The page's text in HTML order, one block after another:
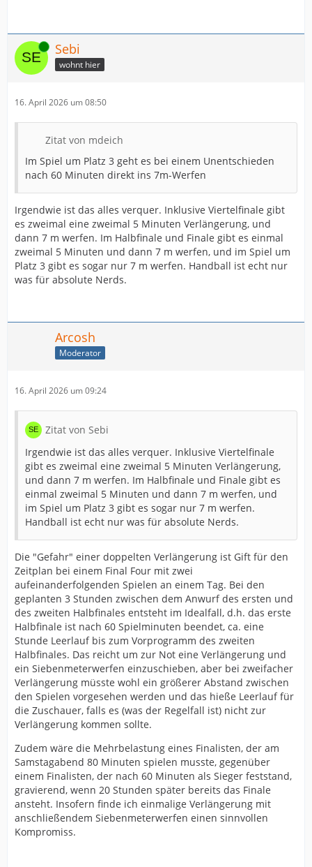
Online Sebi
wohnt hier
16. April 2026 um 08:50
Zitat von mdeich
Im Spiel um Platz 3 geht es bei einem Unentschieden
nach 60 Minuten direkt ins 7m-Werfen
Irgendwie ist das alles verquer. Inklusive Viertelfinale gibt
es zweimal eine zweimal 5 Minuten Verlängerung, und
dann 7 m werfen. Im Halbfinale und Finale gibt es einmal
zweimal 5 Minuten und dann 7 m werfen, und im Spiel um
Platz 3 gibt es sogar nur 7 m werfen. Handball ist echt nur
was für absolute Nerds.
Arcosh
Moderator
16. April 2026 um 09:24
Zitat von Sebi
Irgendwie ist das alles verquer. Inklusive Viertelfinale
gibt es zweimal eine zweimal 5 Minuten Verlängerung,
und dann 7 m werfen. Im Halbfinale und Finale gibt es
einmal zweimal 5 Minuten und dann 7 m werfen, und
im Spiel um Platz 3 gibt es sogar nur 7 m werfen.
Handball ist echt nur was für absolute Nerds.
Die "Gefahr" einer doppelten Verlängerung ist Gift für den
Zeitplan bei einem Final Four mit zwei
aufeinanderfolgenden Spielen an einem Tag. Bei den
geplanten 3 Stunden zwischen dem Anwurf des ersten und
des zweiten Halbfinales entsteht im Idealfall, d.h. das erste
Halbfinale ist nach 60 Spielminuten beendet, ca. eine
Stunde Leerlauf bis zum Vorprogramm des zweiten
Halbfinales. Das reicht um zur Not eine Verlängerung und
ein Siebenmeterwerfen einzuschieben, aber bei zweifacher
Verlängerung müsste wohl ein größerer Abstand zwischen
den Spielen vorgesehen werden und das hieße Leerlauf für
die Zuschauer, falls es (was der Regelfall ist) nicht zur
Verlängerung kommen sollte.
Zudem wäre die Mehrbelastung eines Finalisten, der am
Samstagabend 80 Minuten spielen musste, gegenüber
einem Finalisten, der nach 60 Minuten als Sieger feststand,
gravierend, wenn 20 Stunden später bereits das Finale
ansteht. Insofern finde ich einmalige Verlängerung mit
anschließendem Siebenmeterwerfen einen sinnvollen
Kompromiss.